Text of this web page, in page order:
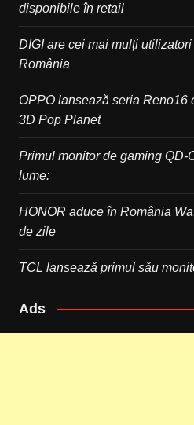
disponibile în retail
DIGI are cei mai mulți
România
OPPO lansează seria Reno16
3D Pop Planet
Primul monitor de gaming QD-
lume:
HONOR aduce în România
de zile
TCL lansează primul său
Ads